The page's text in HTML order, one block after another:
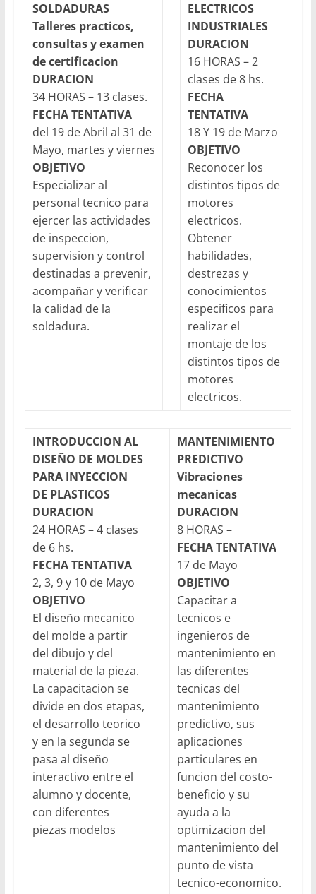
SOLDADURAS
Talleres practicos,
consultas y examen
de certificacion
DURACION
34 HORAS – 13 clases.
FECHA TENTATIVA
del 19 de Abril al 31 de
Mayo, martes y viernes
OBJETIVO
Especializar al
personal tecnico para
ejercer las actividades
de inspeccion,
supervision y control
destinadas a prevenir,
acompañar y verificar
la calidad de la
soldadura.
ELECTRICOS
INDUSTRIALES
DURACION
16 HORAS – 2
clases de 8 hs.
FECHA
TENTATIVA
18 Y 19 de Marzo
OBJETIVO
Reconocer los
distintos tipos de
motores
electricos.
Obtener
habilidades,
destrezas y
conocimientos
especificos para
realizar el
montaje de los
distintos tipos de
motores
electricos.
INTRODUCCION AL
DISEÑO DE MOLDES
PARA INYECCION
DE PLASTICOS
DURACION
24 HORAS – 4 clases
de 6 hs.
FECHA TENTATIVA
2, 3, 9 y 10 de Mayo
OBJETIVO
El diseño mecanico
del molde a partir
del dibujo y del
material de la pieza.
La capacitacion se
divide en dos etapas,
el desarrollo teorico
y en la segunda se
pasa al diseño
interactivo entre el
alumno y docente,
con diferentes
piezas modelos
MANTENIMIENTO
PREDICTIVO
Vibraciones
mecanicas
DURACION
8 HORAS –
FECHA TENTATIVA
17 de Mayo
OBJETIVO
Capacitar a
tecnicos e
ingenieros de
mantenimiento en
las diferentes
tecnicas del
mantenimiento
predictivo, sus
aplicaciones
particulares en
funcion del costo-
beneficio y su
ayuda a la
optimizacion del
mantenimiento del
punto de vista
tecnico-economico.